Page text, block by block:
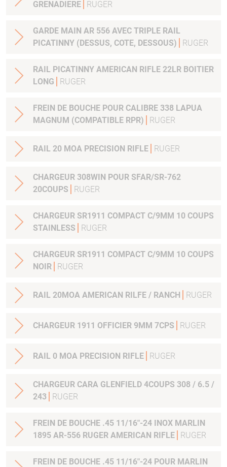
GRENADIERE
RUGER
GARDE MAIN AR 556 AVEC TRIPLE RAIL
PICATINNY (DESSUS, COTE, DESSOUS)
RUGER
RAIL PICATINNY AMERICAN RIFLE 22LR BOITIER
LONG
RUGER
FREIN DE BOUCHE POUR CALIBRE 338 LAPUA
MAGNUM (COMPATIBLE RPR)
RUGER
RAIL 20 MOA PRECISION RIFLE RUGER
CHARGEUR 308WIN POUR SFAR/SR-762
20COUPS
RUGER
CHARGEUR SR1911 COMPACT C/9MM 10 COUPS
STAINLESS
RUGER
CHARGEUR SR1911 COMPACT C/9MM 10 COUPS
NOIR
RUGER
RAIL 20MOA AMERICAN RILFE / RANCH RUGER
CHARGEUR 1911 OFFICIER 9MM 7CPS RUGER
RAIL 0 MOA PRECISION RIFLE RUGER
CHARGEUR CARA GLENFIELD 4COUPS 308 / 6.5 /
243
RUGER
FREIN DE BOUCHE .45 11/16"-24 INOX MARLIN
1895 AR-556 RUGER AMERICAN RIFLE
RUGER
FREIN DE BOUCHE .45 11/16"-24 POUR MARLIN